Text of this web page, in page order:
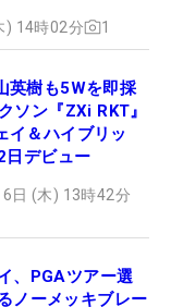
) 14時02分 1
英樹も5Wを即採
ソン『ZXi RKT』
イ＆ハイブリッ
日デビュー
日 (木) 13時42分
、PGAツアー選
ノーメッキブレー